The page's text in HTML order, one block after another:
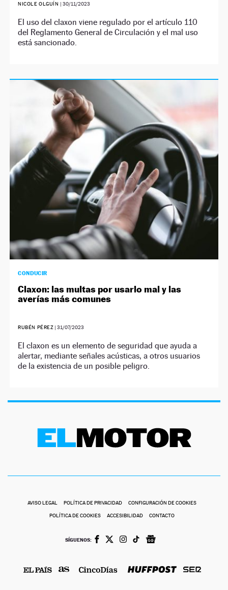
NICOLE OLGUÍN | 30/11/2023
El uso del claxon viene regulado por el artículo 110
del Reglamento General de Circulación y el mal uso
está sancionado.
CONDUCIR
Claxon: las multas por usarlo mal y las
averías más comunes
RUBÉN PÉREZ |31/07/2023
El claxon es un elemento de seguridad que ayuda a
alertar, mediante señales acústicas, a otros usuarios
de la existencia de un posible peligro.
AVISO LEGAL POLÍTICA DE PRIVACIDAD CONFIGURACIÓN DE COOKIES
POLÍTICA DE COOKIES ACCESIBILIDAD CONTACTO
SÍGUENOS: